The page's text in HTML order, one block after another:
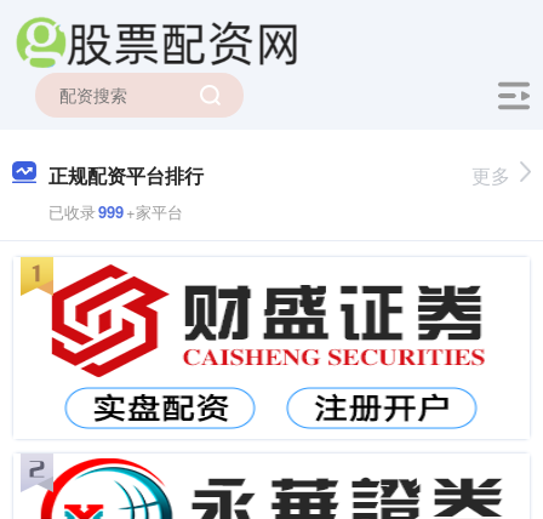
正规配资平台排行
已收录999+家平台
更多